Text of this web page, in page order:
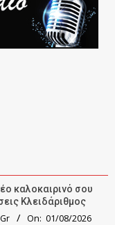
καλοκαιρινό σου
Κλειδάριθμος
On: 01/08/2026